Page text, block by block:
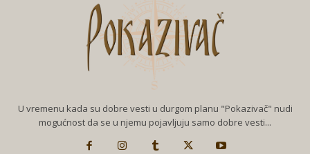
U vremenu kada su dobre vesti u durgom planu "Pokazivač" nudi
mogućnost da se u njemu pojavljuju samo dobre vesti...